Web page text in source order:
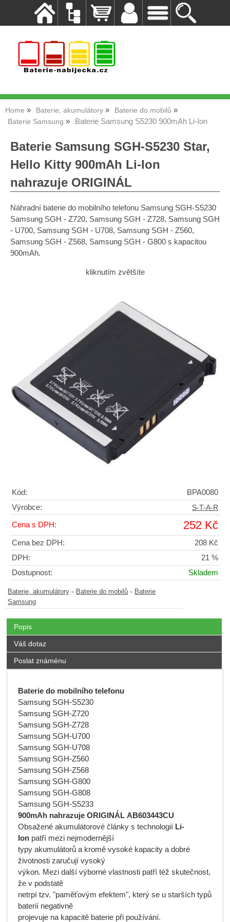
Home Baterie, akumulátory
Baterie do mobilů
Baterie Samsung
Baterie Samsung S5230 900mAh Li-Ion
Baterie Samsung SGH-S5230 Star,
Hello Kitty 900mAh Li-Ion
nahrazuje ORIGINÁL
Náhradní baterie do mobilního telefonu Samsung SGH-S5230
Samsung SGH - Z720, Samsung SGH - Z728, Samsung SGH
- U700, Samsung SGH - U708, Samsung SGH - Z560,
Samsung SGH - Z568, Samsung SGH - G800 s kapacitou
900mAh.
kliknutím zvětšíte
Kód:
BPA0080
Výrobce:
S-T-A-R
Cena s DPH: 252 Kč
Cena bez DPH:
208 Kč
DPH:
21 %
Dostupnost:
Skladem
Baterie, akumulátory - Baterie do mobilů - Baterie
Samsung
Popis
Váš dotaz
Poslat známénu
Baterie do mobilního telefonu
Samsung SGH-S5230
Samsung SGH-Z720
Samsung SGH-Z728
Samsung SGH-U700
Samsung SGH-U708
Samsung SGH-Z560
Samsung SGH-Z568
Samsung SGH-G800
Samsung SGH-G808
Samsung SGH-S5233
900mAh nahrazuje ORIGINÁL AB603443CU
Obsažené akumulátorové články s technologií Li-
Ionpatří mezi nejmodernější
typy akumulátorů a kromě vysoké kapacity a dobré
životnosti zaručují vysoký
výkon. Mezi další výborné vlastnosti patří též skutečnost,
že v podstatě
netrpí tzv. "paměťovým efektem", který se u starších typů
baterií negativně
projevuje na kapacitě baterie při používání.